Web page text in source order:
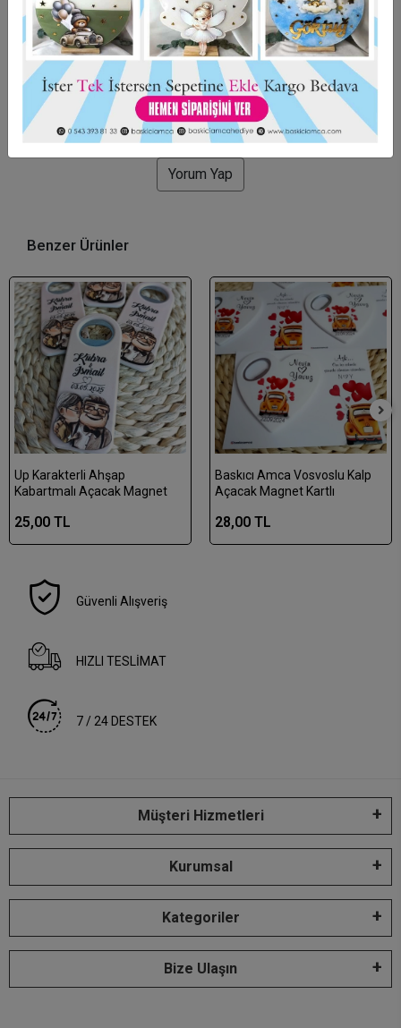
Bu ürün için henüz yorum yapılmadı.
Yorum Yap
Benzer Ürünler
Up Karakterli Ahşap
Kabartmalı Açacak Magnet
25,00 TL
Baskıcı Amca Vosvoslu Kalp
Açacak Magnet Kartlı
28,00 TL
Güvenli Alışveriş
HIZLI TESLİMAT
7 / 24 DESTEK
Müşteri Hizmetleri
Kurumsal
Kategoriler
Bize Ulaşın